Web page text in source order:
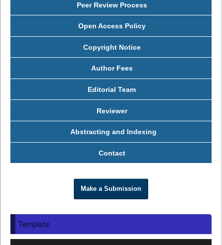
Peer Review Process
Open Access Policy
Copyright Notice
Author Fees
Editorial Team
Reviewer
Abstracting and Indexing
Contact
Make a Submission
Template